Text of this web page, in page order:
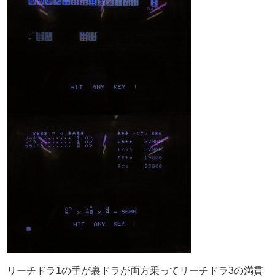
リーチドラ1の手が裏ドラが両方乗ってリーチドラ3の満貫